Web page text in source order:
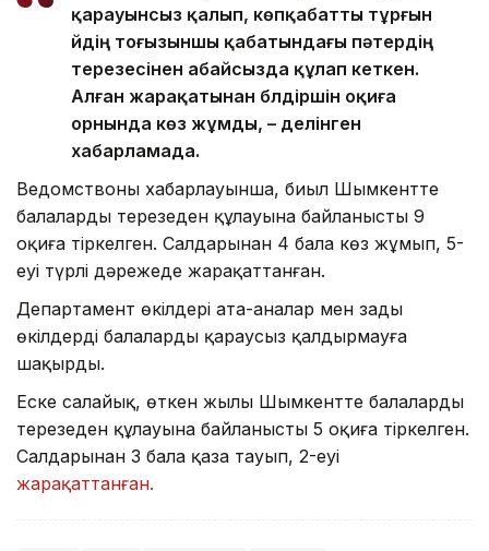
қарауынсыз қалып, көпқабатты тұрғын
үйдің тоғызыншы қабатындағы пәтердің
терезесінен абайсызда құлап кеткен.
Алған жарақатынан бүлдіршін оқиға
орнында көз жұмды, – делінген
хабарламада.
Ведомствоның хабарлауынша, биыл Шымкентте
балалардың терезеден құлауына байланысты 9
оқиға тіркелген. Салдарынан 4 бала көз жұмып, 5-
еуі түрлі дәрежеде жарақаттанған.
Департамент өкілдері ата-аналар мен заңды
өкілдерді балаларды қараусыз қалдырмауға
шақырды.
Еске салайық, өткен жылы Шымкентте балалардың
терезеден құлауына байланысты 5 оқиға тіркелген.
Салдарынан 3 бала қаза тауып, 2-еуі
жарақаттанған.